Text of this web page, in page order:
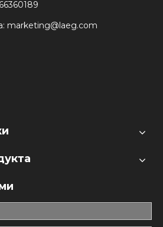
marketing@laeg.com